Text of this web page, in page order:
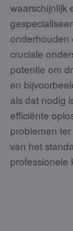
waarschijnlijk
onderhouden
cruciale
potentie om
en
als dat nodig
efficiënte
problemen
van het
professionele